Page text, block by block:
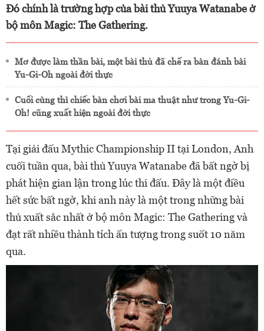
Đó chính là trường hợp của bài thủ Yuuya Watanabe ở
bộ môn Magic: The Gathering.
Mơ được làm thần bài, một bài thủ đã chế ra bàn đánh bài
Yu-Gi-Oh ngoài đời thực
Cuối cùng thì chiếc bàn chơi bài ma thuật như trong Yu-Gi-
Oh! cũng xuất hiện ngoài đời thực
Tại giải đấu Mythic Championship II tại London, Anh
cuối tuần qua, bài thủ Yuuya Watanabe đã bất ngờ bị
phát hiện gian lận trong lúc thi đấu. Đây là một điều
hết sức bất ngờ, khi anh này là một trong những bài
thủ xuất sắc nhất ở bộ môn Magic: The Gathering và
đạt rất nhiều thành tích ấn tượng trong suốt 10 năm
qua.